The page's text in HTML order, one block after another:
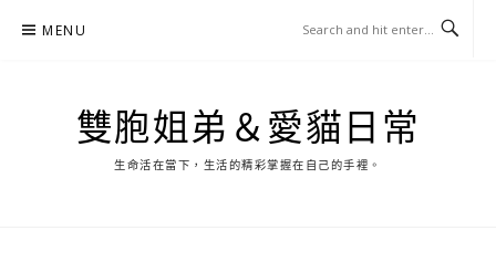
MENU
雙胞姐弟＆愛貓日常
生命活在當下，生活的精彩掌握在自己的手裡。